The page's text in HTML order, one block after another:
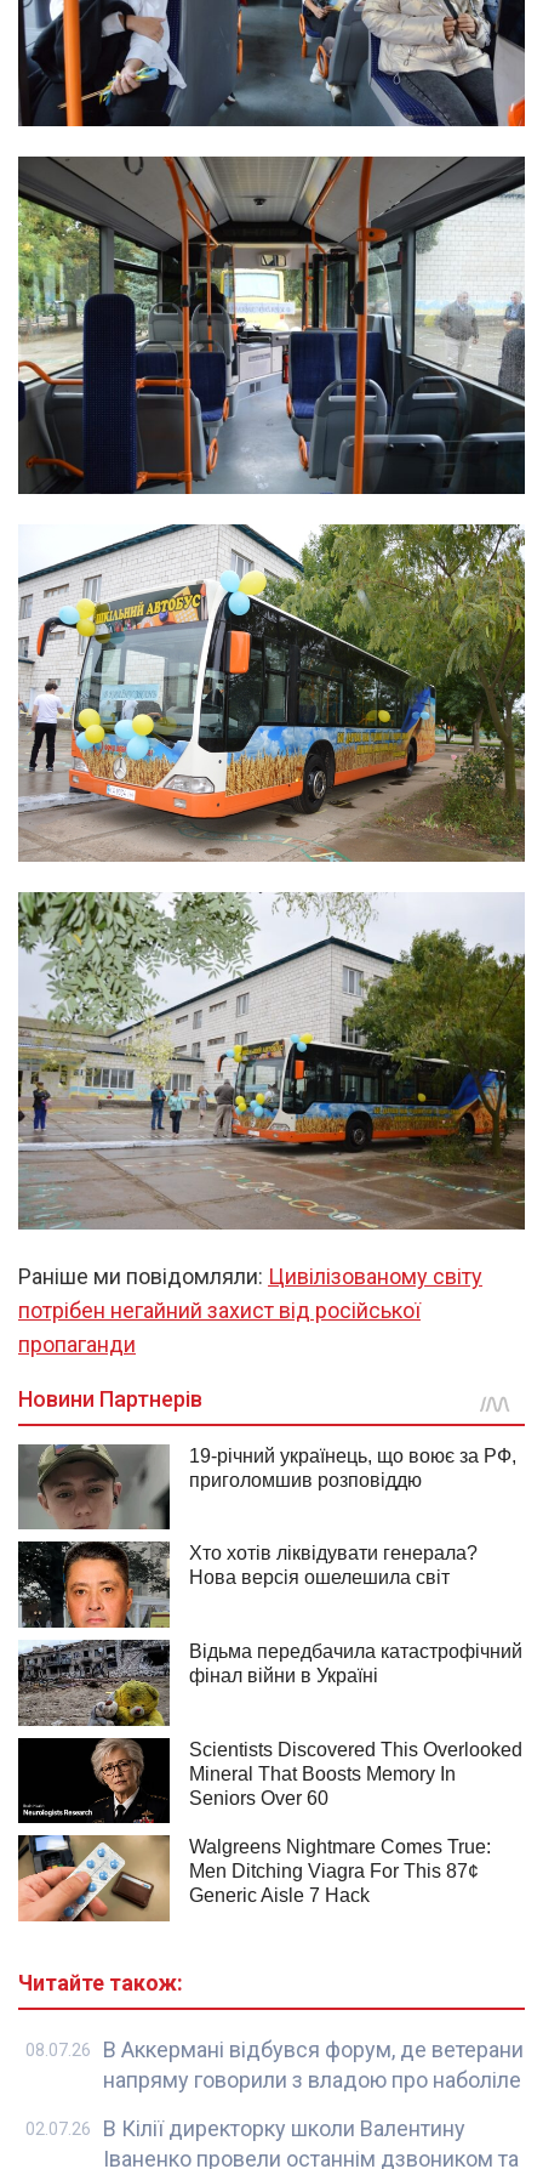
Раніше ми повідомляли: Цивілізованому світу
потрібен негайний захист від російської
пропаганди
Читайте також:
В Аккермані відбувся форум, де ветерани
напряму говорили з владою про наболіле
08.07.26
В Кілії директорку школи Валентину
Іваненко провели останнім дзвоником та
02.07.26